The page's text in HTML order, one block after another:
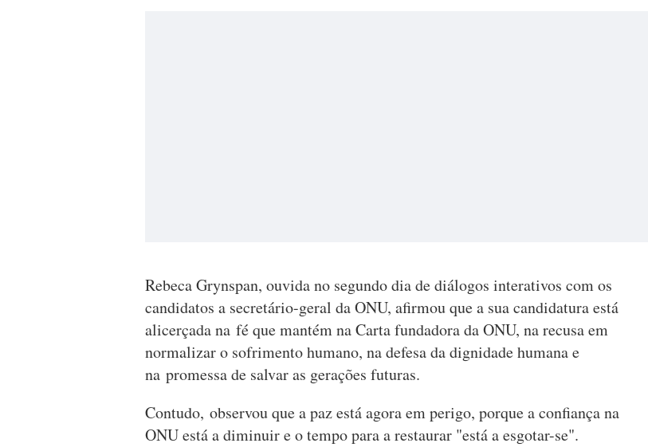
Rebeca Grynspan, ouvida no segundo dia de diálogos interativos com os
candidatos a secretário-geral da ONU, afirmou que a sua candidatura está
alicerçada na fé que mantém na Carta fundadora da ONU, na recusa em
normalizar o sofrimento humano, na defesa da dignidade humana e
na promessa de salvar as gerações futuras.
Contudo, observou que a paz está agora em perigo, porque a confiança na
ONU está a diminuir e o tempo para a restaurar "está a esgotar-se".